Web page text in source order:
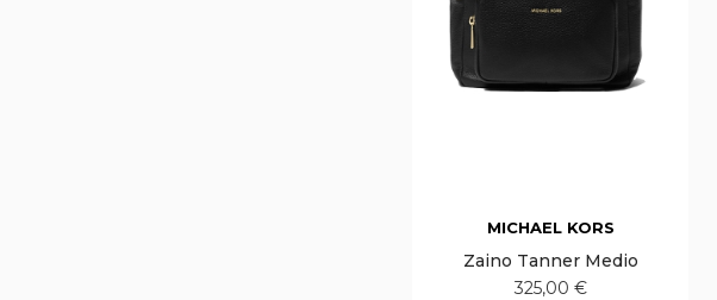
MICHAEL KORS
Zaino Tanner Medio
325,00 €